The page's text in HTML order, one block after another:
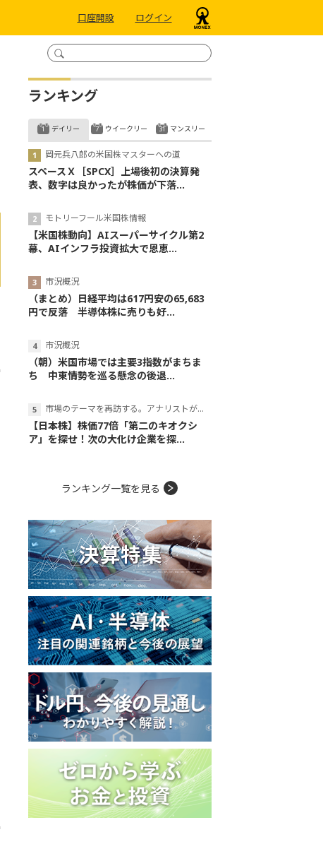
口座開設 ログイン
ランキング
デイリー
岡元兵八郎の米国株マスターへの道
スペースＸ［SPCX］上場後初の決算発
表、数字は良かったが株価が下落...
モトリーフール米国株情報
【米国株動向】AIスーパーサイクル第2
幕、AIインフラ投資拡大で恩恵...
市況概況
（まとめ）日経平均は617円安の65,683
円で反落 半導体株に売りも好...
市況概況
（朝）米国市場では主要3指数がまちま
ち 中東情勢を巡る懸念の後退...
市場のテーマを再訪する。アナリストが読み解くテーマの本質
【日本株】株価77倍「第二のキオクシ
ア」を探せ！次の大化け企業を探...
ウイークリー マンスリー
ランキング一覧を見る